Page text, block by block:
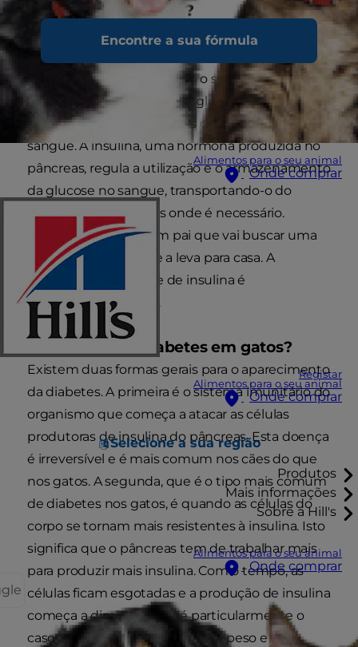
Encontre a sua fórmula
Alimentos para o seu animal
Onde comprar
Registar
Alimentos para o seu animal
Onde comprar
Selecione a sua região
Produtos
Mais informações
Sobre a Hill's
Alimentos para o seu animal
Onde comprar
O que é a diabetes?
A diabetes (diabetes mellitus) é uma doença
que se desenvolve quando o seu gato não
consegue utilizar o açúcar (glucose) de forma
eficaz ou controlar os níveis de açúcar no
sangue. A insulina, uma hormona produzida no
pâncreas, regula a utilização e o armazenamento
da glucose no sangue, transportando-o do
sangue para as células onde é necessário.
Imagine isto como um pai que vai buscar uma
criança ao infantário e a leva para casa. A
produção insuficiente de insulina é
potencialmente fatal.
O que causa a diabetes em gatos?
Existem duas formas gerais para o aparecimento
da diabetes. A primeira é o sistema imunitário do
organismo que começa a atacar as células
produtoras de insulina do pâncreas. Esta doença
é irreversível e é mais comum nos cães do que
nos gatos. A segunda, que é o tipo mais comum
de diabetes nos gatos, é quando as células do
corpo se tornam mais resistentes à insulina. Isto
significa que o pâncreas tem de trabalhar mais
para produzir mais insulina. Com o tempo, as
células ficam esgotadas e a produção de insulina
começa a diminuir. Este é particularmente o
caso dos gatos com excesso de peso e